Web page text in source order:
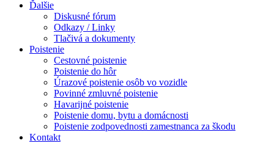
Ďalšie
Diskusné fórum
Odkazy / Linky
Tlačivá a dokumenty
Poistenie
Cestovné poistenie
Poistenie do hôr
Úrazové poistenie osôb vo vozidle
Povinné zmluvné poistenie
Havarijné poistenie
Poistenie domu, bytu a domácnosti
Poistenie zodpovednosti zamestnanca za škodu
Kontakt